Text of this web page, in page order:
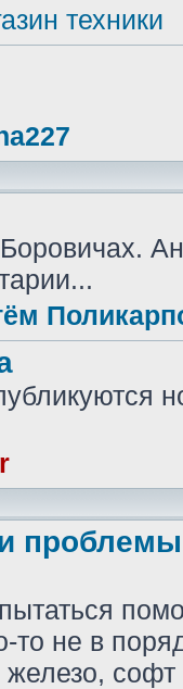
техники
то не в
софт